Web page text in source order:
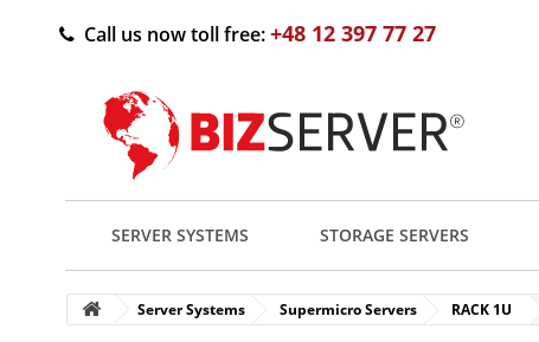
Call us now toll free:+48 12 397 77 27
SERVER SYSTEMS STORAGE SERVERS
Server Systems Supermicro Servers RACK 1U